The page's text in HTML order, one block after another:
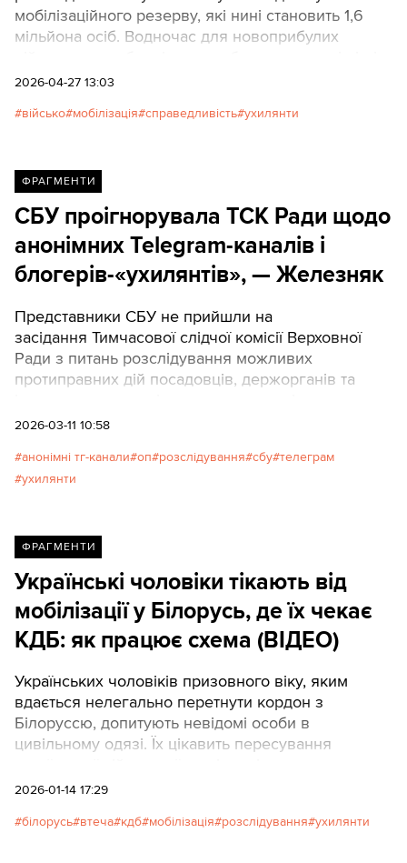
мобілізаційного резерву, які нині становить 1,6
мільйона осіб. Водночас для новоприбулих
строки служби у 2-3 роки.
2026-04-27 13:03
військо мобілізація справедливість ухилянти
ФРАГМЕНТИ
СБУ проігнорувала ТСК Ради щодо
анонімних Telegram-каналів і
блогерів-«ухилянтів», — Железняк
Представники СБУ не прийшли на
засідання Тимчасової слідчої комісії Верховної
Ради з питань розслідування можливих
протиправних дій посадовців, держорганів та
2026-03-11 10:58
анонімні тг-канали оп розслідування сбу телеграм
ухилянти
ФРАГМЕНТИ
Українські чоловіки тікають від
мобілізації у Білорусь, де їх чекає
КДБ: як працює схема (ВІДЕО)
Українських чоловіків призовного віку, яким
вдається нелегально перетнути кордон з
Білоруссю, допитують невідомі особи в
цивільному одязі. Їх цікавить пересування
російських ракет і безпілотників.
2026-01-14 17:29
білорусь втеча кдб мобілізація розслідування ухилянти